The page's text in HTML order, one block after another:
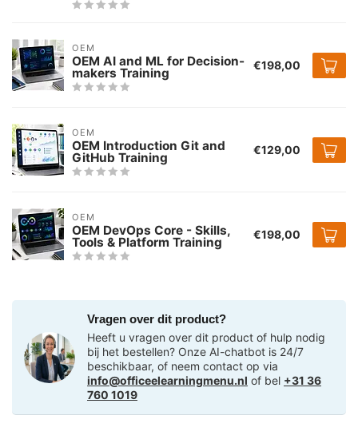
OEM
OEM AI and ML for Decision-
makers Training €198,00
OEM
OEM Introduction Git and
GitHub Training €129,00
OEM
OEM DevOps Core - Skills,
Tools & Platform Training €198,00
Vragen over dit product?
Heeft u vragen over dit product of hulp nodig
bij het bestellen? Onze AI-chatbot is 24/7
beschikbaar, of neem contact op via
info@officeelearningmenu.nl of bel +31 36
760 1019